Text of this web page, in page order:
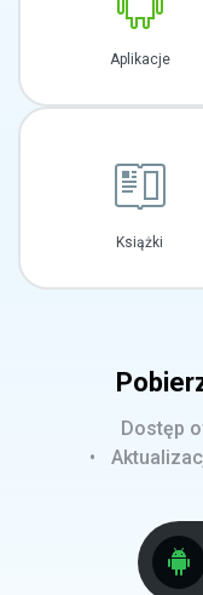
Aplikacje
Książki
Dostęp